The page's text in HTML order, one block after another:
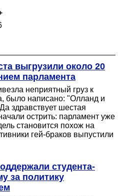
выгрузили около 20
парламента
неприятный груз к
было написано: "Олланд и
здравствует шестая
острить: парламент уже
становится похож на
гей-браков выпустили
студента-
за политику